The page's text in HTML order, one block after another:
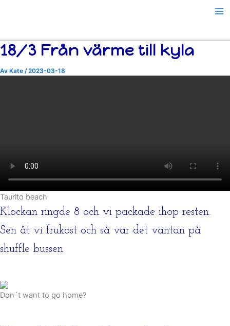
18/3 Från värme till kyla
Av Kate /2023-03-18
Taurito beach
Klockan ringde 8 och vi packade ihop resten.
Sen åt vi frukost och så var det väntan på
shuffle bussen
Don´t want to go home?